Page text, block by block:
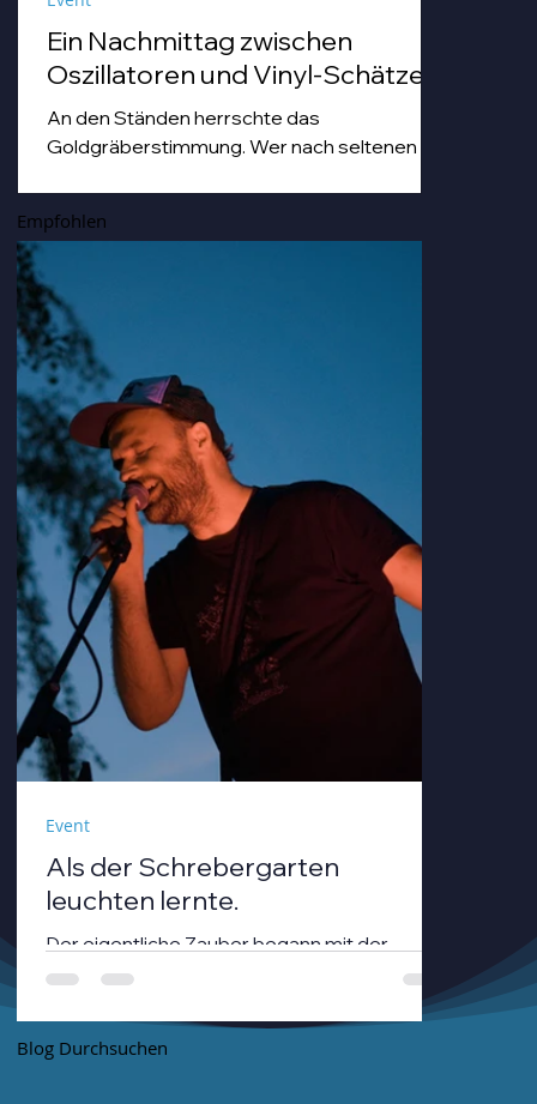
Ein Nachmittag zwischen
Oszillatoren und Vinyl-Schätzen
An den Ständen herrschte das
Goldgräberstimmung. Wer nach seltenen
bei der Freilegung von Troja kennt. Von
Hop-und japanischen Idol-Platten, die so
nostalgisch und gleichzeitig erfrischend
klangen, dass man sich darin hätte duschen
können.
Empfohlen
Als der Schrebergarten
leuchten lernte.
Der eigentliche Zauber begann mit der
Dämmerung. André Neumann alias nthirteen
strich mit einem Geigenbogen über seine E-
Gitarre, während die Sonne unterging.
Event
Blog Durchsuchen